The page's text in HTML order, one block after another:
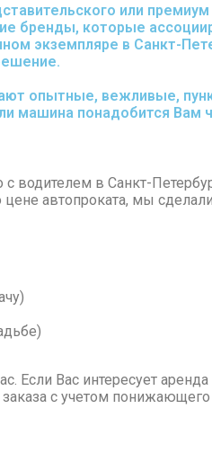
или
бренды, которые
экземпляре в Санкт-
опытные, вежливые,
машина понадобится Вам
водителем в Санкт-
автопроката, мы
Если Вас интересует
с учетом